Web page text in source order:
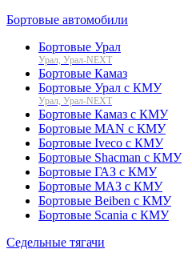
Бортовые автомобили
Бортовые Урал
Урал, Урал-NEXT
Бортовые Камаз
Бортовые Урал с КМУ
Урал, Урал-NEXT
Бортовые Камаз с КМУ
Бортовые MAN с КМУ
Бортовые Iveco с КМУ
Бортовые Shacman с КМУ
Бортовые ГАЗ с КМУ
Бортовые МАЗ с КМУ
Бортовые Beiben с КМУ
Бортовые Scania с КМУ
Седельные тягачи